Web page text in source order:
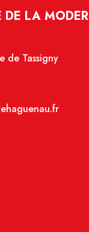
DE LA MODER
de Tassigny